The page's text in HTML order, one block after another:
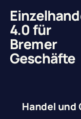
4.0 für
Bremer
Geschäfte
Handel und